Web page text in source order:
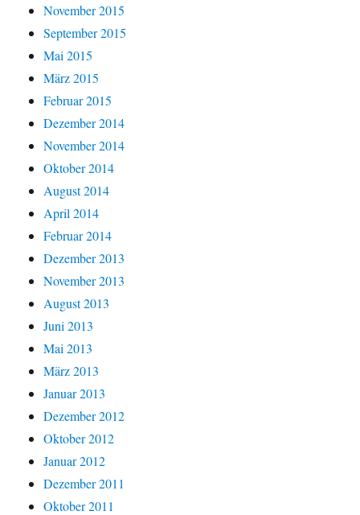
November 2015
September 2015
Mai 2015
März 2015
Februar 2015
Dezember 2014
November 2014
Oktober 2014
August 2014
April 2014
Februar 2014
Dezember 2013
November 2013
August 2013
Juni 2013
Mai 2013
März 2013
Januar 2013
Dezember 2012
Oktober 2012
Januar 2012
Dezember 2011
Oktober 2011